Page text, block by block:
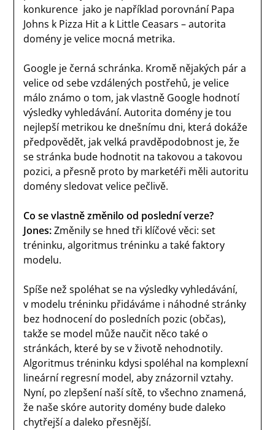
konkurence jako je například porovnání Papa
Johns k Pizza Hit a k Little Ceasars – autorita
domény je velice mocná metrika.
Google je černá schránka. Kromě nějakých pár a
velice od sebe vzdálených postřehů, je velice
málo známo o tom, jak vlastně Google hodnotí
výsledky vyhledávání. Autorita domény je tou
nejlepší metrikou ke dnešnímu dni, která dokáže
předpovědět, jak velká pravděpodobnost je, že
se stránka bude hodnotit na takovou a takovou
pozici, a přesně proto by marketéři měli autoritu
domény sledovat velice pečlivě.
Co se vlastně změnilo od poslední verze?
Jones:Změnily se hned tři klíčové věci: set
tréninku, algoritmus tréninku a také faktory
modelu.
Spíše než spoléhat se na výsledky vyhledávání,
v modelu tréninku přidáváme i náhodné stránky
bez hodnocení do posledních pozic (občas),
takže se model může naučit něco také o
stránkách, které by se v životě nehodnotily.
Algoritmus tréninku kdysi spoléhal na komplexní
lineární regresní model, aby znázornil vztahy.
Nyní, po zlepšení naší sítě, to všechno znamená,
že naše skóre autority domény bude daleko
chytřejší a daleko přesnější.